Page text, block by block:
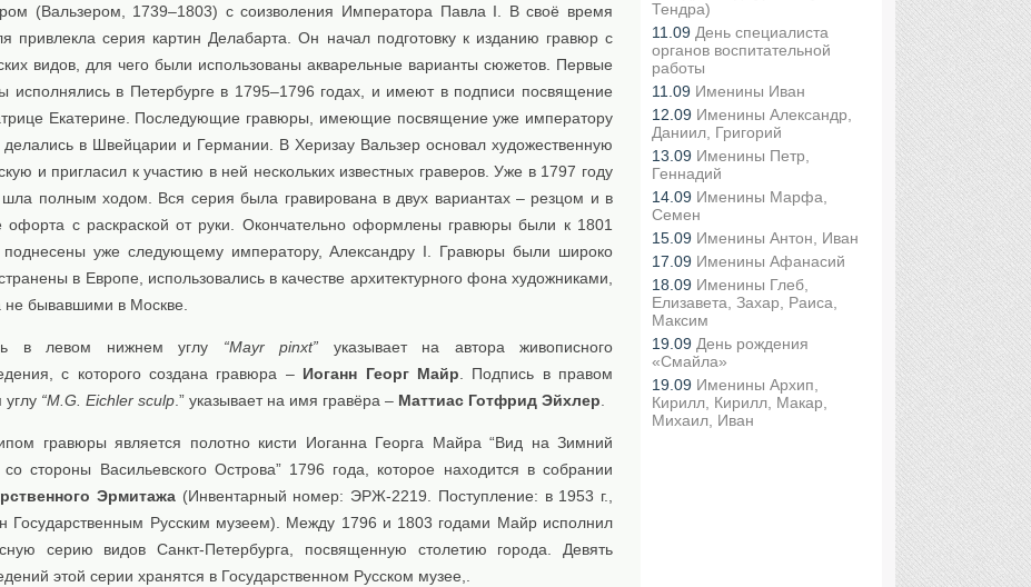
(Вальзером, 1739–1803) с соизволения Императора Павла I. В своё время
привлекла серия картин Делабарта. Он начал подготовку к изданию гравюр с
видов, для чего были использованы акварельные варианты сюжетов. Первые
исполнялись в Петербурге в 1795–1796 годах, и имеют в подписи посвящение
Екатерине. Последующие гравюры, имеющие посвящение уже императору
делались в Швейцарии и Германии. В Херизау Вальзер основал художественную
и пригласил к участию в ней нескольких известных граверов. Уже в 1797 году
шла полным ходом. Вся серия была гравирована в двух вариантах – резцом и в
офорта с раскраской от руки. Окончательно оформлены гравюры были к 1801
поднесены уже следующему императору, Александру I. Гравюры были широко
в Европе, использовались в качестве архитектурного фона художниками,
не бывавшими в Москве.
в левом нижнем углу “Mayr pinxt” указывает на автора живописного
с которого создана гравюра – Иоганн Георг Майр. Подпись в правом
“M.G. Eichler sculp.” указывает на имя гравёра – Маттиас Готфрид Эйхлер.
гравюры является полотно кисти Иоганна Георга Майра “Вид на Зимний
стороны Васильевского Острова” 1796 года, которое находится в собрании
Эрмитажа (Инвентарный номер: ЭРЖ-2219. Поступление: в 1953 г.,
Государственным Русским музеем). Между 1796 и 1803 годами Майр исполнил
серию видов Санкт-Петербурга, посвященную столетию города. Девять
этой серии хранятся в Государственном Русском музее,.
Тендра)
11.09 День специалиста
органов воспитательной
работы
11.09 Именины Иван
12.09 Именины Александр,
Даниил, Григорий
13.09 Именины Петр,
Геннадий
14.09 Именины Марфа,
Семен
15.09 Именины Антон, Иван
17.09 Именины Афанасий
18.09 Именины Глеб,
Елизавета, Захар, Раиса,
Максим
19.09 День рождения
«Смайла»
19.09 Именины Архип,
Кирилл, Кирилл, Макар,
Михаил, Иван